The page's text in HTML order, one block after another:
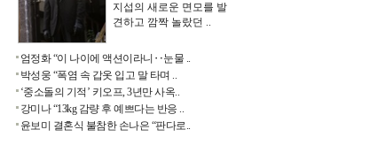
지섭의 새로운 면모를 발
견하고 깜짝 놀랐던 ..
엄정화 “이 나이에 액션이라니‥눈물 ..
박성웅 “폭염 속 갑옷 입고 말 타며 ..
‘중소돌의 기적’ 키오프, 3년만 사옥..
강미나 “13kg 감량 후 예쁘다는 반응 ..
윤보미 결혼식 불참한 손나은 “판다로..